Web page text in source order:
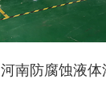
河南防腐蚀液